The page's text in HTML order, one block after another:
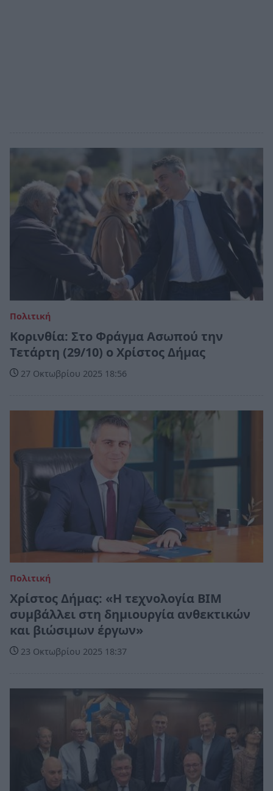
Πολιτική
Κορινθία: Στο Φράγμα Ασωπού την
Τετάρτη (29/10) ο Χρίστος Δήμας
27 Οκτωβρίου 2025 18:56
Πολιτική
Χρίστος Δήμας: «Η τεχνολογία BIM
συμβάλλει στη δημιουργία ανθεκτικών
και βιώσιμων έργων»
23 Οκτωβρίου 2025 18:37